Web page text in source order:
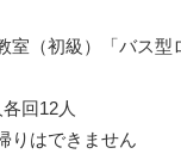
（初級）「バス型
回12人
りはできません